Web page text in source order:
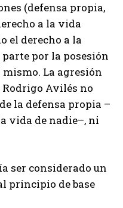
(defensa propia,
a la vida
el derecho a la
por la posesión
La agresión
Rodrigo Avilés no
la defensa propia –
vida de nadie–, ni
ser considerado un
principio de base